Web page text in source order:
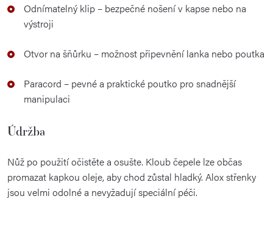
Odnímatelný klip – bezpečné nošení v kapse nebo na
výstroji
Otvor na šňůrku – možnost připevnění lanka nebo poutka
Paracord – pevné a praktické poutko pro snadnější
manipulaci
Údržba
Nůž po použití očistěte a osušte. Kloub čepele lze občas
promazat kapkou oleje, aby chod zůstal hladký. Alox střenky
jsou velmi odolné a nevyžadují speciální péči.